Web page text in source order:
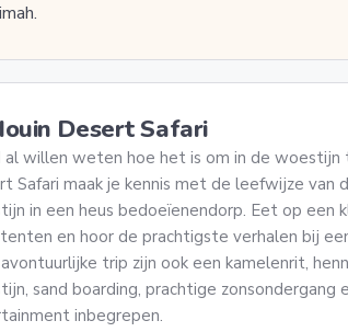
Desert Safari
willen weten hoe het is om in de woestijn
Safari maak je kennis met de leefwijze van
in een heus bedoeïenendorp. Eet op een
en hoor de prachtigste verhalen bij
trip zijn ook een kamelenrit,
sand boarding, prachtige zonsondergang
inbegrepen.